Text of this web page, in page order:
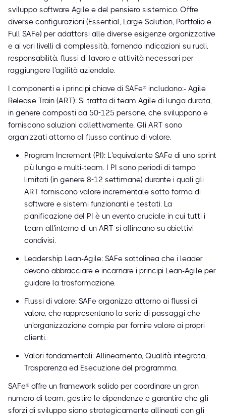
sviluppo software Agile e del pensiero sistemico. Offre
diverse configurazioni (Essential, Large Solution, Portfolio e
Full SAFe) per adattarsi alle diverse esigenze organizzative
e ai vari livelli di complessità, fornendo indicazioni su ruoli,
responsabilità, flussi di lavoro e attività necessari per
raggiungere l'agilità aziendale.
I componenti e i principi chiave di SAFe® includono:- Agile
Release Train (ART): Si tratta di team Agile di lunga durata,
in genere composti da 50-125 persone, che sviluppano e
forniscono soluzioni collettivamente. Gli ART sono
organizzati attorno al flusso continuo di valore.
Program Increment (PI): L'equivalente SAFe di uno sprint
più lungo e multi-team. I PI sono periodi di tempo
limitati (in genere 8-12 settimane) durante i quali gli
ART forniscono valore incrementale sotto forma di
software e sistemi funzionanti e testati. La
pianificazione del PI è un evento cruciale in cui tutti i
team all'interno di un ART si allineano su obiettivi
condivisi.
Leadership Lean-Agile: SAFe sottolinea che i leader
devono abbracciare e incarnare i principi Lean-Agile per
guidare la trasformazione.
Flussi di valore: SAFe organizza attorno ai flussi di
valore, che rappresentano la serie di passaggi che
un'organizzazione compie per fornire valore ai propri
clienti.
Valori fondamentali: Allineamento, Qualità integrata,
Trasparenza ed Esecuzione del programma.
SAFe® offre un framework solido per coordinare un gran
numero di team, gestire le dipendenze e garantire che gli
sforzi di sviluppo siano strategicamente allineati con gli